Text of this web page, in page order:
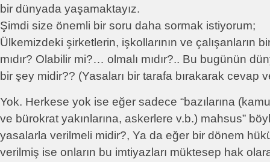
bir dünyada yaşamaktayız.
Şimdi size önemli bir soru daha sormak istiyorum;
Ülkemizdeki şirketlerin, işkollarının ve çalışanların
mıdır? Olabilir mi?… olmalı mıdır?.. Bu bugünün
bir şey midir?? (Yasaları bir tarafa bırakarak cevap
Yok. Herkese yok ise eğer sadece “bazılarına
ve bürokrat yakınlarına, askerlere v.b.) mahsus”
yasalarla verilmeli midir?, Ya da eğer bir dönem
verilmiş ise onların bu imtiyazları müktesep hak